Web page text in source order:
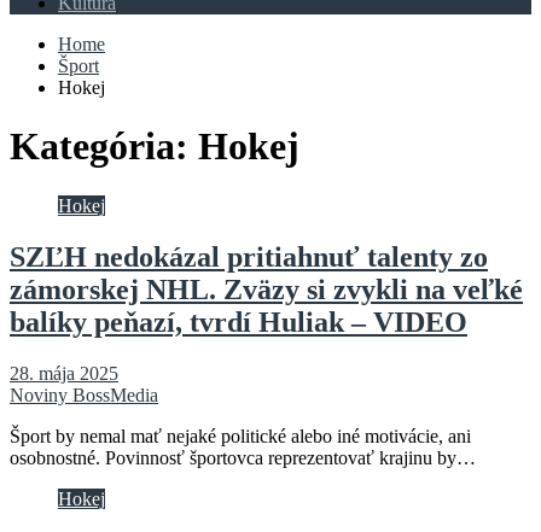
Home
Šport
Hokej
Kategória: Hokej
Hokej
SZĽH nedokázal pritiahnuť talenty zo
zámorskej NHL. Zväzy si zvykli na veľké
balíky peňazí, tvrdí Huliak – VIDEO
28. mája 2025
Noviny BossMedia
Šport by nemal mať nejaké politické alebo iné motivácie, ani
osobnostné. Povinnosť športovca reprezentovať krajinu by…
Hokej